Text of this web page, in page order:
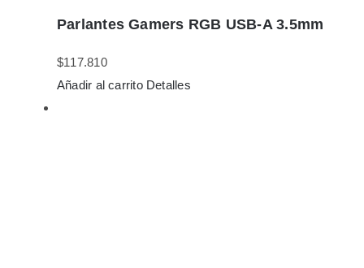
Parlantes Gamers RGB USB-A 3.5mm
$117.810
Añadir al carrito Detalles